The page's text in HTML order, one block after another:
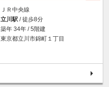
ＪＲ中央線
立川駅 / 徒歩8分
築年 34年 / 5階建
東京都立川市錦町１丁目